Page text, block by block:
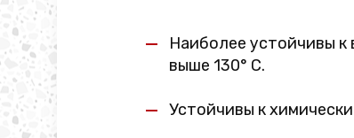
Наиболее устойчивы к
выше 130° C.
Устойчивы к